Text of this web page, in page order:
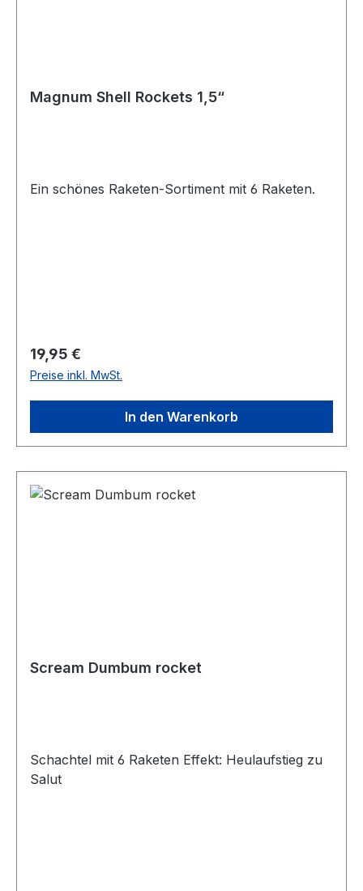
Magnum Shell Rockets 1,5“
Ein schönes Raketen-Sortiment mit 6 Raketen.
Regulärer Preis:
19,95 €
Preise inkl. MwSt.
In den Warenkorb
Scream Dumbum rocket
Schachtel mit 6 Raketen Effekt: Heulaufstieg zu
Salut